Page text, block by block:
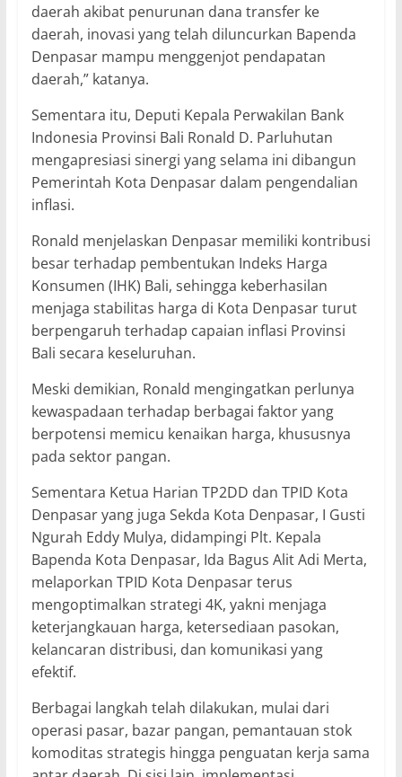
daerah akibat penurunan dana transfer ke
daerah, inovasi yang telah diluncurkan Bapenda
Denpasar mampu menggenjot pendapatan
daerah,” katanya.
Sementara itu, Deputi Kepala Perwakilan Bank
Indonesia Provinsi Bali Ronald D. Parluhutan
mengapresiasi sinergi yang selama ini dibangun
Pemerintah Kota Denpasar dalam pengendalian
inflasi.
Ronald menjelaskan Denpasar memiliki kontribusi
besar terhadap pembentukan Indeks Harga
Konsumen (IHK) Bali, sehingga keberhasilan
menjaga stabilitas harga di Kota Denpasar turut
berpengaruh terhadap capaian inflasi Provinsi
Bali secara keseluruhan.
Meski demikian, Ronald mengingatkan perlunya
kewaspadaan terhadap berbagai faktor yang
berpotensi memicu kenaikan harga, khususnya
pada sektor pangan.
Sementara Ketua Harian TP2DD dan TPID Kota
Denpasar yang juga Sekda Kota Denpasar, I Gusti
Ngurah Eddy Mulya, didampingi Plt. Kepala
Bapenda Kota Denpasar, Ida Bagus Alit Adi Merta,
melaporkan TPID Kota Denpasar terus
mengoptimalkan strategi 4K, yakni menjaga
keterjangkauan harga, ketersediaan pasokan,
kelancaran distribusi, dan komunikasi yang
efektif.
Berbagai langkah telah dilakukan, mulai dari
operasi pasar, bazar pangan, pemantauan stok
komoditas strategis hingga penguatan kerja sama